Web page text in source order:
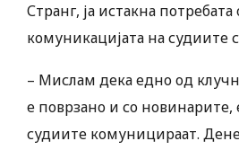
Странг, ја истакна
комуникацијата на судиите
– Мислам дека едно од
е поврзано и со новинарите,
судиите комуницираат.